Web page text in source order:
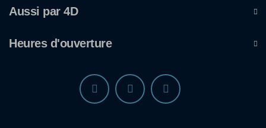
Aussi par 4D
Heures d'ouverture